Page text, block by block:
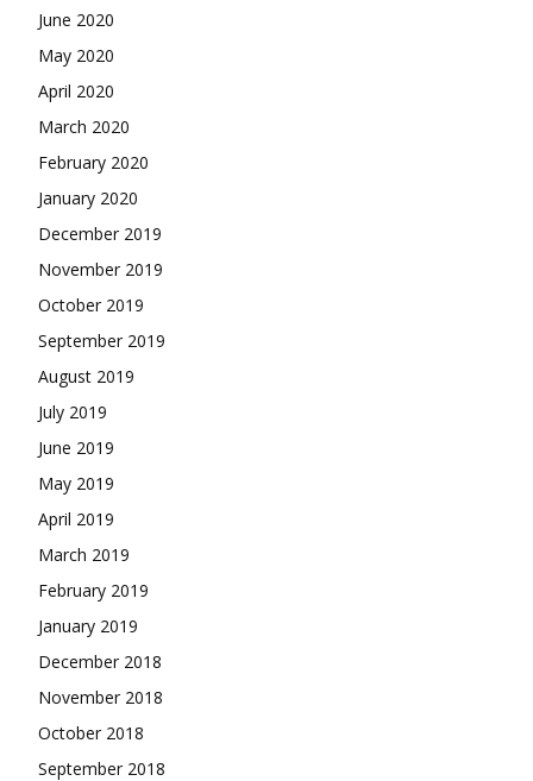
June 2020
May 2020
April 2020
March 2020
February 2020
January 2020
December 2019
November 2019
October 2019
September 2019
August 2019
July 2019
June 2019
May 2019
April 2019
March 2019
February 2019
January 2019
December 2018
November 2018
October 2018
September 2018